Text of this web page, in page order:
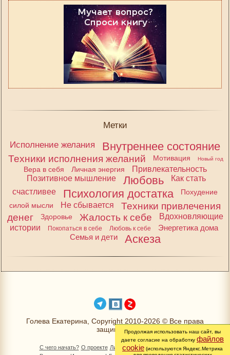
Метки
Исполнение желания
Внутреннее состояние
Техники исполнения желаний Мотивация Новый год
Вера в себя Личная энергия
Привлекательность
Позитивное мышление
Любовь
Как стать
счастливее
Психология достатка
Похудение
силой мысли
Не сбывается
Техники привлечения
денег
Здоровье Жалость к себе
Вдохновляющие
истории
Покопаться в себе Любовь к себе
Энергетика дома
Семья и дети
Аскеза
Голева Екатерина, Copyright 2010-2026 © Все права
защищены
С чего начать? О проекте Личный раздел Книга Желаний
Продолжая использовать наш сайт, вы
даете согласие на обработку файлов
cookie (используются Яндекс.Метрика